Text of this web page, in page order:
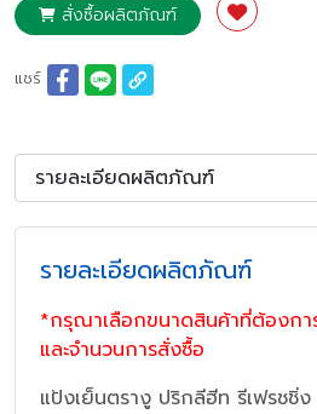
สั่งซื้อผลิตภัณฑ์
แชร์
รายละเอียดผลิตภัณฑ์
*กรุณาเลือกขนาดสินค้าที่ต้องกา
และจำนวนการสั่งซื้อ
แป้งเย็นตรางู ปริกลีฮีท รีเฟรชชิ่ง